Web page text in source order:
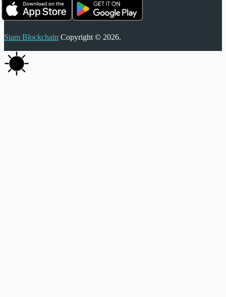
Siam Blockchain Copyright © 2026.